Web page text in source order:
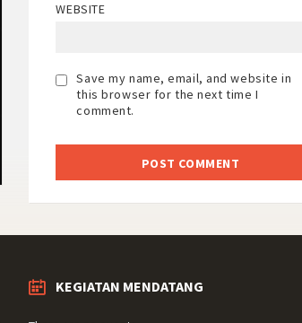
WEBSITE
Save my name, email, and website in
this browser for the next time I
comment.
KEGIATAN MENDATANG